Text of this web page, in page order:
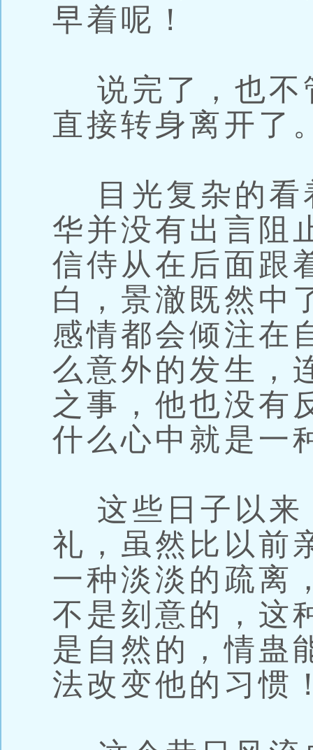
早着呢！
说完了，也不
直接转身离开了
目光复杂的看
华并没有出言阻
信侍从在后面跟
白，景澈既然中
感情都会倾注在
么意外的发生，
之事，他也没有
什么心中就是一
这些日子以来
礼，虽然比以前
一种淡淡的疏离
不是刻意的，这
是自然的，情蛊
法改变他的习惯